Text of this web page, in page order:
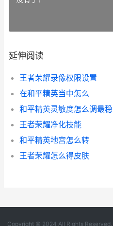
延伸阅读
王者荣耀录像权限设置
在和平精英当中怎么
和平精英灵敏度怎么调最稳
王者荣耀净化技能
和平精英地宫怎么转
王者荣耀怎么得皮肤
Copyright © 2024 All Rights Reserved.